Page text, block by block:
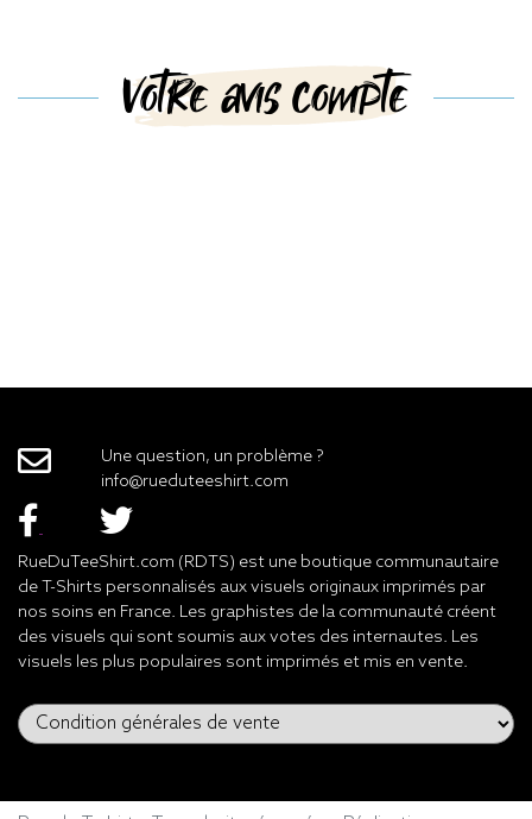
Votre avis compte
Une question, un problème ?
info@rueduteeshirt.com
RueDuTeeShirt.com (RDTS) est une boutique communautaire
de T-Shirts personnalisés aux visuels originaux imprimés par
nos soins en France. Les graphistes de la communauté créent
des visuels qui sont soumis aux votes des internautes. Les
visuels les plus populaires sont imprimés et mis en vente.